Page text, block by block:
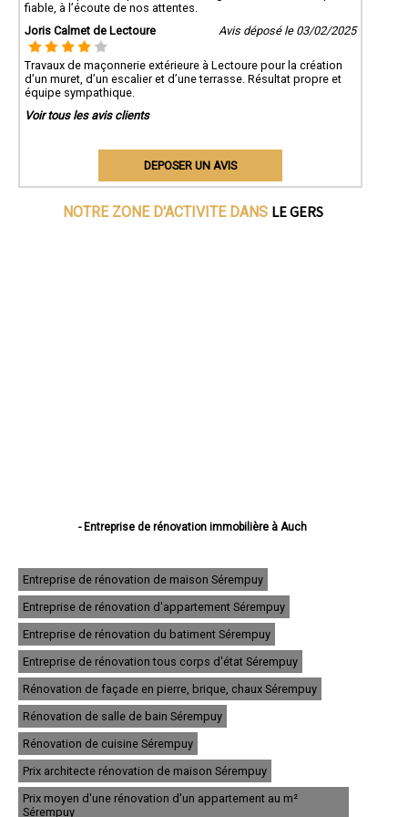
fiable, à l’écoute de nos attentes.
Joris Calmet de Lectoure
Avis déposé le 03/02/2025
Travaux de maçonnerie extérieure à Lectoure pour la création
d’un muret, d’un escalier et d’une terrasse. Résultat propre et
équipe sympathique.
Voir tous les avis clients
DEPOSER UN AVIS
NOTRE ZONE D'ACTIVITE DANS LE GERS
- Entreprise de rénovation immobilière à Auch
- Entreprise de rénovation immobilière à Fleurance
- Entreprise de rénovation immobilière à Eauze
- Entreprise de rénovation immobilière à Mirande
- Entreprise de rénovation immobilière à Lectoure
- Entreprise de rénovation immobilière à Vic-Fezensac
- Entreprise de rénovation immobilière à Gimont
- Entreprise de rénovation immobilière à Pavie
- Entreprise de rénovation immobilière à Samatan
- Entreprise de rénovation immobilière à Nogaro
- Entreprise de rénovation immobilière à Lombez
- Entreprise de rénovation immobilière à Mauvezin
- Entreprise de rénovation immobilière à Cazaubon
- Entreprise de rénovation immobilière à Riscle
- Entreprise de rénovation immobilière à Masseube
- Entreprise de rénovation immobilière à Plaisance
Entreprise de rénovation de maison Sérempuy
Entreprise de rénovation d'appartement Sérempuy
Entreprise de rénovation du batiment Sérempuy
Entreprise de rénovation tous corps d'état Sérempuy
Rénovation de façade en pierre, brique, chaux Sérempuy
Rénovation de salle de bain Sérempuy
Rénovation de cuisine Sérempuy
Prix architecte rénovation de maison Sérempuy
Prix moyen d'une rénovation d'un appartement au m²
Sérempuy